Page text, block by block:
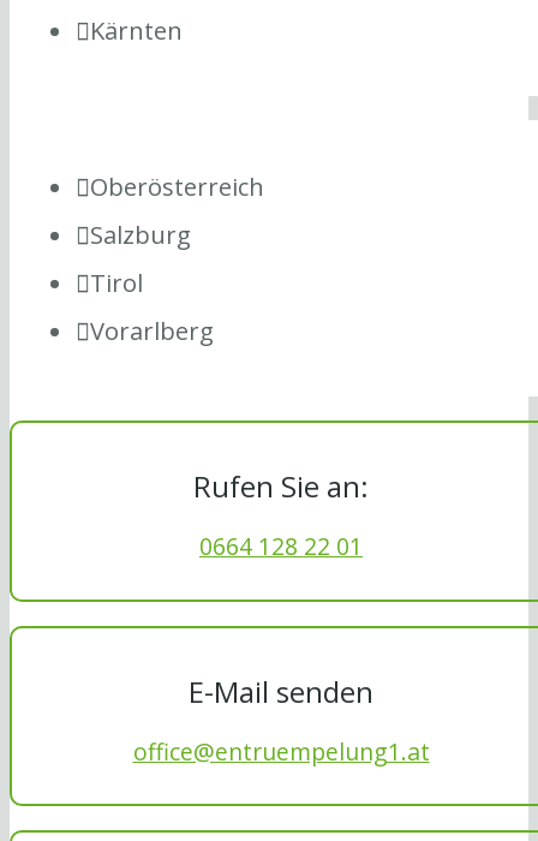
Kärnten
Oberösterreich
Salzburg
Tirol
Vorarlberg
Rufen Sie an:
0664 128 22 01
E-Mail senden
office@entruempelung1.at